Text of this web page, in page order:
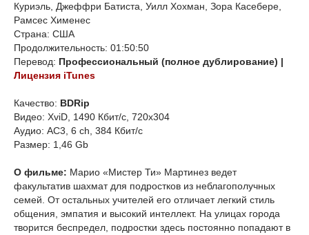
Куриэль, Джеффри Батиста, Уилл Хохман, Зора Касебере,
Рамсес Хименес
Страна: США
Продолжительность: 01:50:50
Перевод: Профессиональный (полное дублирование) |
Лицензия iTunes
Качество: BDRip
Видео: XviD, 1490 Кбит/с, 720x304
Аудио: AC3, 6 ch, 384 Кбит/с
Размер: 1,46 Gb
О фильме: Марио «Мистер Ти» Мартинез ведет
факультатив шахмат для подростков из неблагополучных
семей. От остальных учителей его отличает легкий стиль
общения, эмпатия и высокий интеллект. На улицах города
творится беспредел, подростки здесь постоянно попадают в